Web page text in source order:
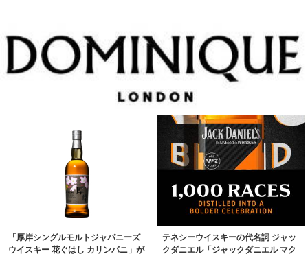
「厚岸シングルモルトジャパニーズ
ウイスキー 花ぐはし カリンパニ」が
テネシーウイスキーの代名詞 ジャッ
クダニエル「ジャックダニエル マク